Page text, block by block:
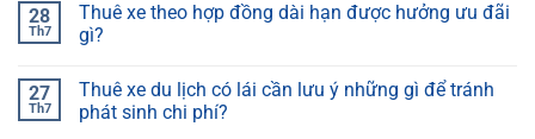
28
Th7
Thuê xe theo hợp đồng dài hạn được hưởng ưu đãi
gì?
27
Th7
Thuê xe du lịch có lái cần lưu ý những gì để tránh
phát sinh chi phí?